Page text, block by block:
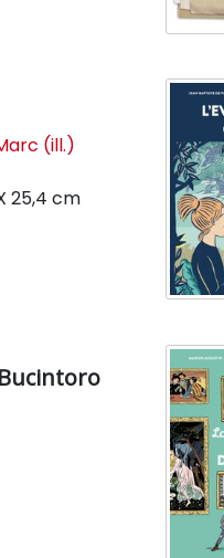
(ill.)
25,4 cm